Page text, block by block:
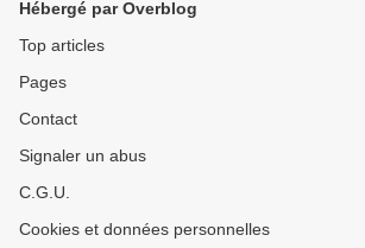
Hébergé par Overblog
Top articles
Pages
Contact
Signaler un abus
C.G.U.
Cookies et données personnelles